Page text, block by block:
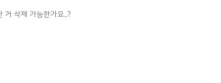
거 삭제 가능한가요..?